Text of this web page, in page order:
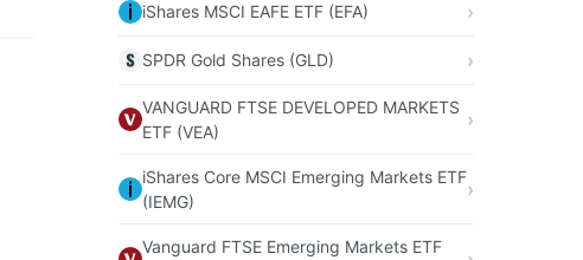
iShares MSCI EAFE ETF (EFA)
SPDR Gold Shares (GLD)
VANGUARD FTSE DEVELOPED MARKETS
ETF (VEA)
iShares Core MSCI Emerging Markets ETF
(IEMG)
Vanguard FTSE Emerging Markets ETF